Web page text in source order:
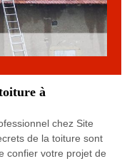
à
chez Site
de la toiture sont
confier votre projet de